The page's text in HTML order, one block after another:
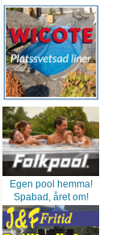
Egen pool hemma!
Spabad, året om!